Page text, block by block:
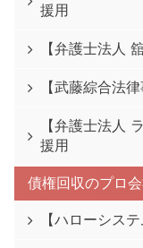
援用
【弁護士法人
【武藤綜合法
【弁護士法人
援用
債権回収のプロ
【ハローシス